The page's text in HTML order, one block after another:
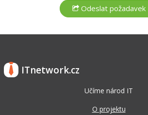
ITnetwork.cz
Učíme národ IT
O projektu